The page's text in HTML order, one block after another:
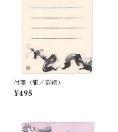
付箋（龍／罫線）
¥495